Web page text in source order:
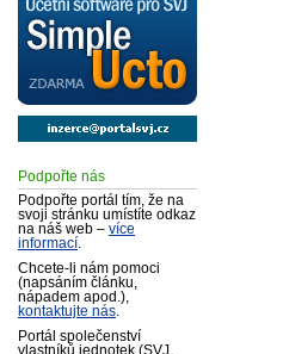
Podpořte nás
Podpořte portál tím, že na
svoji stránku umístíte odkaz
na náš web – více
informací
Chcete-li nám pomoci
(napsáním článku,
nápadem apod.),
kontaktujte nás
Portál společenství
vlastníků jednotek (SVJ,